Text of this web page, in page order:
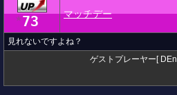
★ 73 マッチデー
見れないですよね？
ゲストプレーヤー[